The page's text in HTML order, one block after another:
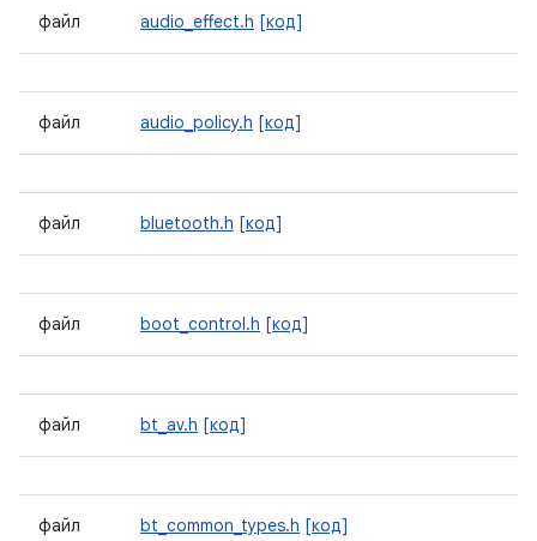
файл audio_effect.h [код]
файл audio_policy.h [код]
файл bluetooth.h [код]
файл boot_control.h [код]
файл bt_av.h [код]
файл bt_common_types.h [код]